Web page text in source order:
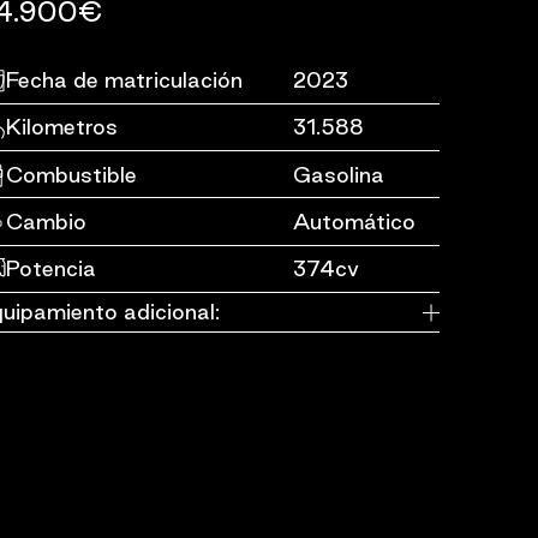
Fecha de matriculación
2023
Kilometros
31.588
Combustible
Gasolina
Cambio
Automático
Potencia
374cv
adicional: